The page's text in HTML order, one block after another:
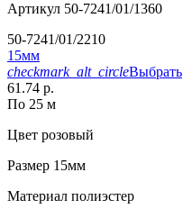
Артикул 50-7241/01/1360
50-7241/01/2210
15мм
checkmark_alt_circleВыбрать
61.74 р.
По 25 м
Цвет розовый
Размер 15мм
Материал полиэстер